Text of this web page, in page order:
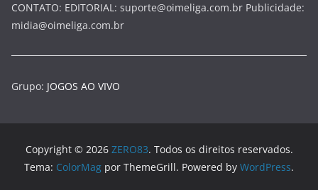
CONTATO: EDITORIAL: suporte@oimeliga.com.br Publicidade:
midia@oimeliga.com.br
Grupo: JOGOS AO VIVO
Copyright © 2026 ZERO83. Todos os direitos reservados.
Tema: ColorMag por ThemeGrill. Powered by WordPress.